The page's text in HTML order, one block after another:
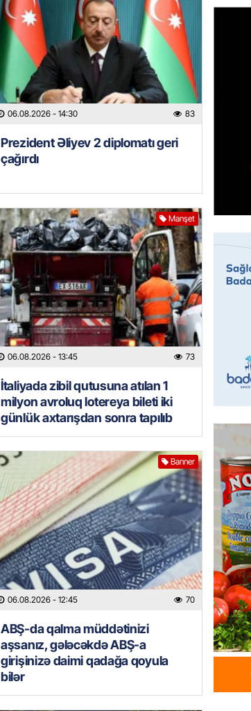
06.08.2026 - 14:30 83
Prezident Əliyev 2 diplomatı geri
çağırdı
Manşet
06.08.2026 - 13:45 73
İtaliyada zibil qutusuna atılan 1
milyon avroluq lotereya bileti iki
günlük axtarışdan sonra tapılıb
Banner
06.08.2026 - 12:45 70
ABŞ-da qalma müddətinizi
aşsanız, gələcəkdə ABŞ-a
girişinizə daimi qadağa qoyula
bilər
Bu
GÜNDƏM
imiş
MANŞET
HADISƏ
ÖLDÜ
BANNER
Rusiya